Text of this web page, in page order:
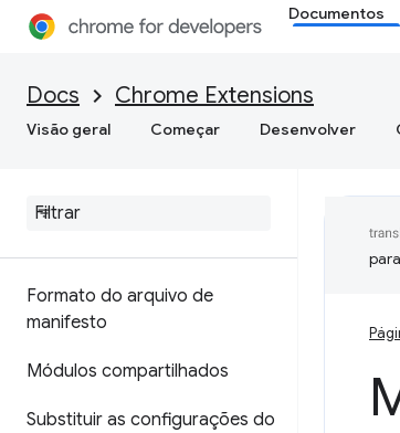
Documentos
Docs Chrome Extensions
Visão geral Começar Desenvolver
Formato do arquivo de
manifesto
Módulos compartilhados
Substituir as configurações do